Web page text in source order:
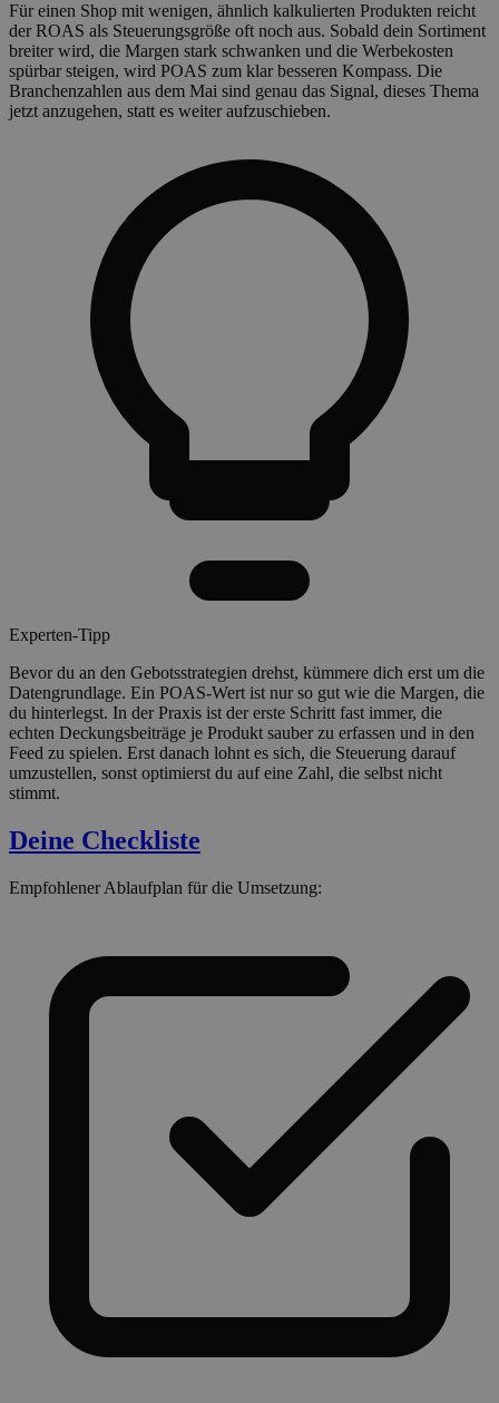
Für einen Shop mit wenigen, ähnlich kalkulierten Produkten reicht
der ROAS als Steuerungsgröße oft noch aus. Sobald dein Sortiment
breiter wird, die Margen stark schwanken und die Werbekosten
spürbar steigen, wird POAS zum klar besseren Kompass. Die
Branchenzahlen aus dem Mai sind genau das Signal, dieses Thema
jetzt anzugehen, statt es weiter aufzuschieben.
Experten-Tipp
Bevor du an den Gebotsstrategien drehst, kümmere dich erst um die
Datengrundlage. Ein POAS-Wert ist nur so gut wie die Margen, die
du hinterlegst. In der Praxis ist der erste Schritt fast immer, die
echten Deckungsbeiträge je Produkt sauber zu erfassen und in den
Feed zu spielen. Erst danach lohnt es sich, die Steuerung darauf
umzustellen, sonst optimierst du auf eine Zahl, die selbst nicht
stimmt.
Deine Checkliste
Empfohlener Ablaufplan für die Umsetzung: